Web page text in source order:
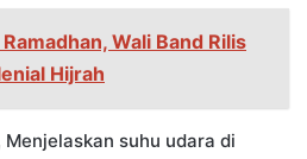
Wali Band Rilis
Hijrah
suhu udara di